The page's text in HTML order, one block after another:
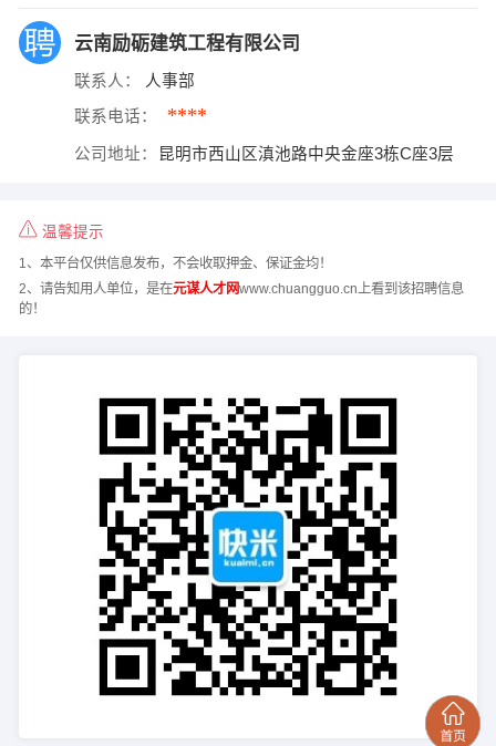
云南励砺建筑工程有限公司
联系人： 人事部
联系电话： ****
公司地址： 昆明市西山区滇池路中央金座3栋C座3层
温馨提示
1、本平台仅供信息发布，不会收取押金、保证金均！
2、请告知用人单位，是在元谋人才网www.chuangguo.cn上看到该招聘信息
的！